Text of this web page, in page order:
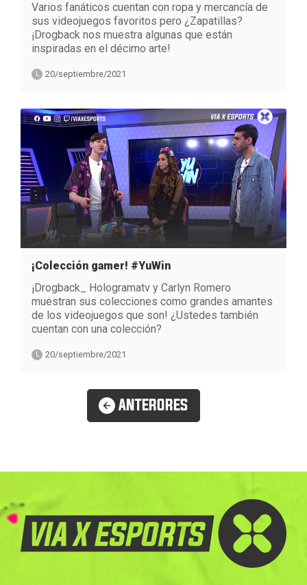
Varios fanáticos cuentan con ropa y mercancía de
sus videojuegos favoritos pero ¿Zapatillas?
¡Drogback nos muestra algunas que están
inspiradas en el décimo arte!
20/septiembre/2021
¡Colección gamer! #YuWin
¡Drogback_ Hologramatv y Carlyn Romero
muestran sus colecciones como grandes amantes
de los videojuegos que son! ¿Ustedes también
cuentan con una colección?
20/septiembre/2021
ANTERORES